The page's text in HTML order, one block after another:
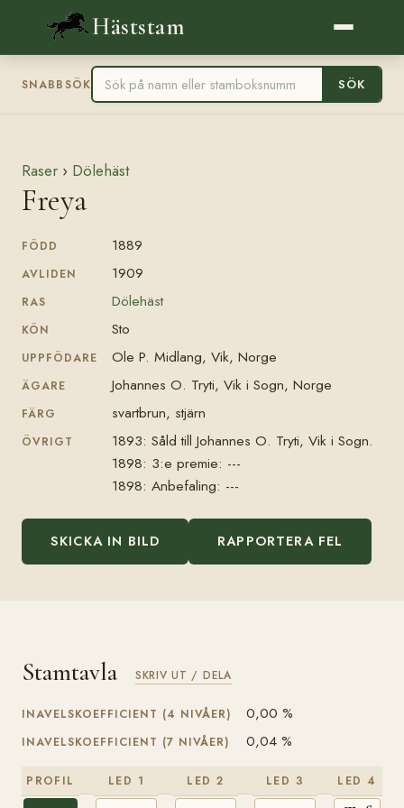
Häststam
SNABBSÖK SÖK
Raser › Dölehäst
Freya
FÖDD 1889
AVLIDEN 1909
RAS Dölehäst
KÖN Sto
UPPFÖDARE Ole P. Midlang, Vik, Norge
ÄGARE Johannes O. Tryti, Vik i Sogn, Norge
FÄRG svartbrun, stjärn
ÖVRIGT
1893: Såld till Johannes O. Tryti, Vik i Sogn.
1898: 3:e premie: ---
1898: Anbefaling: ---
SKICKA IN BILD RAPPORTERA FEL
Stamtavla SKRIV UT / DELA
INAVELSKOEFFICIENT (4 NIVÅER) 0,00 %
INAVELSKOEFFICIENT (7 NIVÅER) 0,04 %
PROFIL LED 1 LED 2 LED 3 LED 4